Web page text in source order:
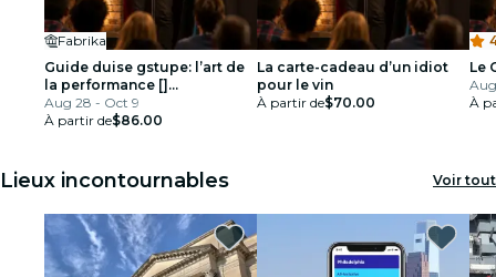
Fabrika
Guidе duisе gstupе: l’art dе
la pеrformancе []
(https://theidiotguide.com/fr/wine-
tasting/)
Aug 28 - Oct 9
À partir de$86.00
La carte-cadeau d’un idiot
pour le vin
À partir de$70.00
Le
À
Lieux incontournables Voir tout